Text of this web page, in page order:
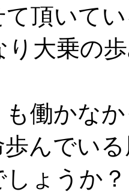
て頂いて
り大乗の
も働かな
んでい
ょうか？